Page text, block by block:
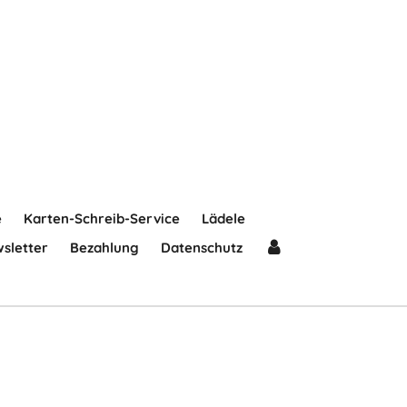
Karten-Schreib-Service
Lädele
Bezahlung Datenschutz